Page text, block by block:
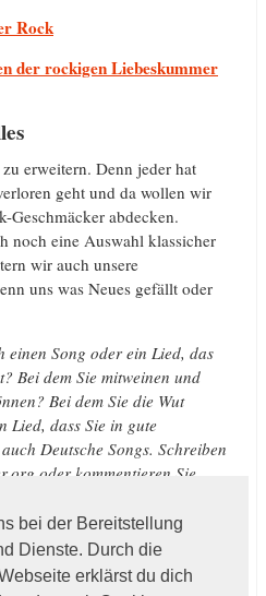
bei der Bereitstellung
Dienste. Durch die
erklärst du dich
Rock
der rockigen Liebeskummer
erweitern. Denn jeder hat
geht und da wollen wir
abdecken.
noch eine Auswahl klassicher
wir auch unsere
uns was Neues gefällt oder
einen Song oder ein Lied, das
Bei dem Sie mitweinen und
Bei dem Sie die Wut
Lied, dass Sie in gute
Deutsche Songs. Schreiben
oder kommentieren Sie
Wir freuen uns